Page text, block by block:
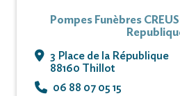
Pompes Funèbres
3 Place de la République
88160 Thillot
06 88 07 05 15